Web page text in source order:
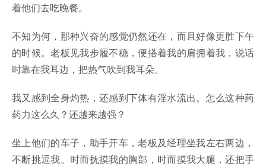
着他们去吃晚餐。
不知为何，那种兴奋的感觉仍然还在，而且好像更胜下午
的时候。老板见我步履不稳，便搭着我的肩拥着我，说话
时靠在我耳边，把热气吹到我耳朵。
我又感到全身灼热，还感到下体有淫水流出。怎么这种药
药力这么久？还越来越强？
坐上他们的车子，助手开车，老板及经理坐我左右两边，
不断挑逗我。时而抚摸我的胸部，时而摸我大腿，还把手